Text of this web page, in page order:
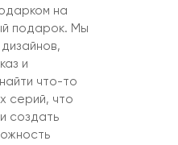
на
подарок. Мы
и
что-то
серий, что
создать